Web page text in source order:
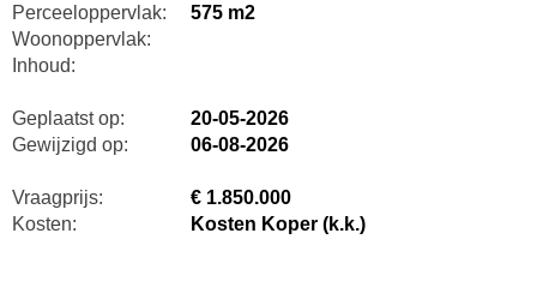
Perceeloppervlak:
575 m2
Woonoppervlak:
Inhoud:
Geplaatst op:
20-05-2026
Gewijzigd op:
06-08-2026
Vraagprijs:
€ 1.850.000
Kosten:
Kosten Koper (k.k.)